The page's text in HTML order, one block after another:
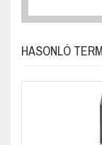
HASONLÓ